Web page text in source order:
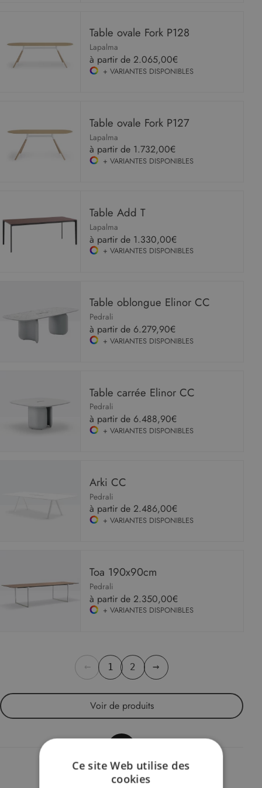
Table ovale Fork P128
Lapalma
à partir de2.065,00€
+ VARIANTES DISPONIBLES
Table ovale Fork P127
Lapalma
à partir de 1.732,00€
+ VARIANTES DISPONIBLES
Table Add T
Lapalma
à partir de 1.330,00€
+ VARIANTES DISPONIBLES
Table oblongue Elinor CC
Pedrali
à partir de 6.279,90€
+ VARIANTES DISPONIBLES
Table carrée Elinor CC
Pedrali
à partir de 6.488,90€
+ VARIANTES DISPONIBLES
Arki CC
Pedrali
à partir de2.486,00€
+ VARIANTES DISPONIBLES
Toa 190x90cm
Pedrali
à partir de2.350,00€
+ VARIANTES DISPONIBLES
← 1 2 →
Voir de produits
Ce site Web utilise des
cookies